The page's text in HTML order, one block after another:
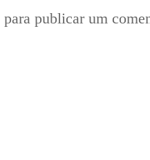
para publicar um